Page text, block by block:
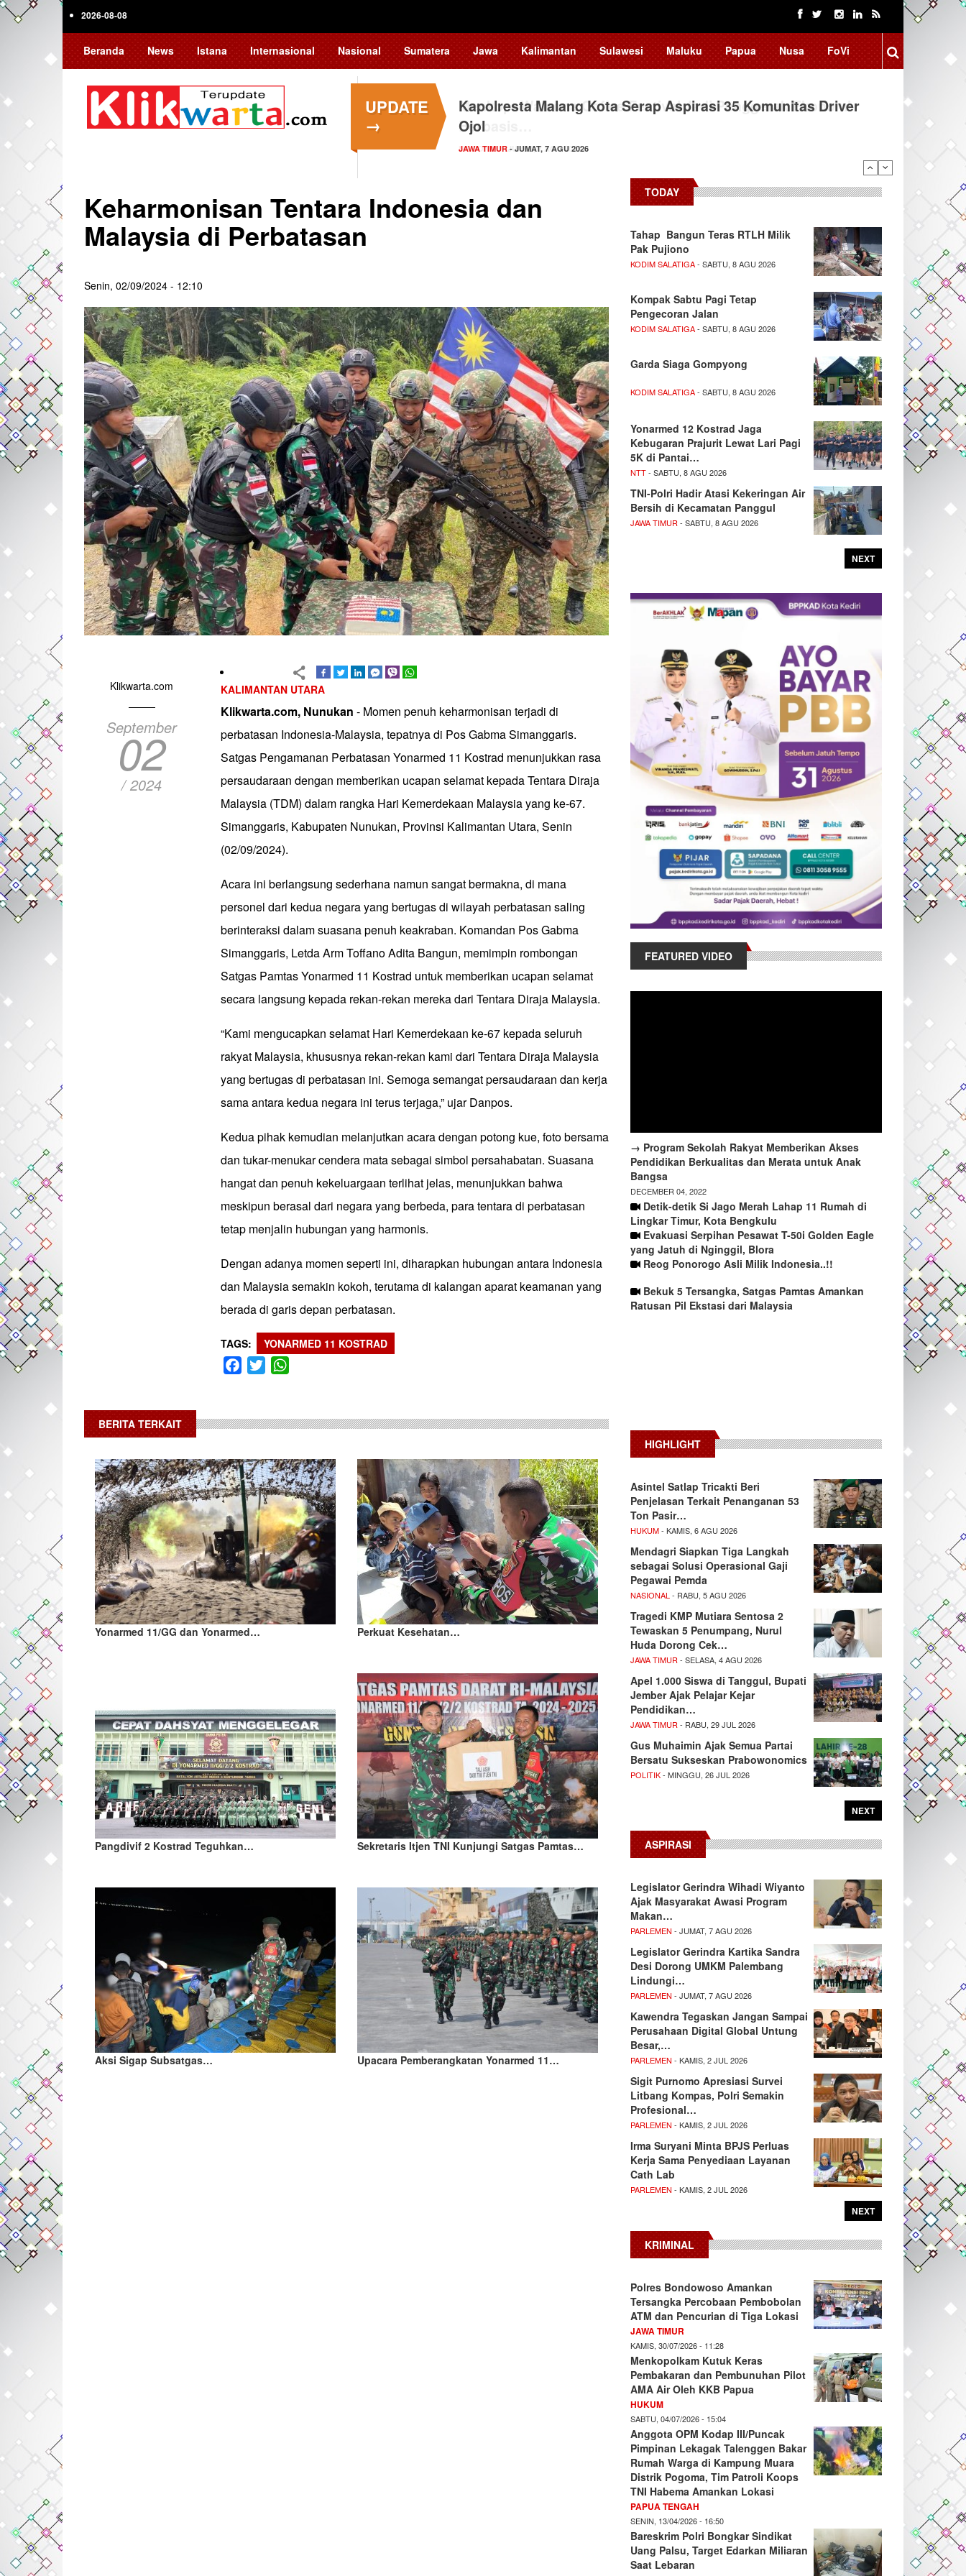
Skip
2026-08-08
Beranda News Istana Internasional Nasional Sumatera Jawa Kalimantan Sulawesi Maluku Papua Nusa FoVi
UPDATE
→
Kapolresta Malang Kota Serap Aspirasi 35 Komunitas Driver
Ojol
JAWA TIMUR - JUMAT, 7 AGU 2026
Keharmonisan Tentara Indonesia dan
Malaysia di Perbatasan
Senin, 02/09/2024 - 12:10
Klikwarta.com
September
02
/ 2024
KALIMANTAN UTARA
Klikwarta.com, Nunukan - Momen penuh keharmonisan terjadi di
perbatasan Indonesia-Malaysia, tepatnya di Pos Gabma Simanggaris.
Satgas Pengamanan Perbatasan Yonarmed 11 Kostrad menunjukkan rasa
persaudaraan dengan memberikan ucapan selamat kepada Tentara Diraja
Malaysia (TDM) dalam rangka Hari Kemerdekaan Malaysia yang ke-67.
Simanggaris, Kabupaten Nunukan, Provinsi Kalimantan Utara, Senin
(02/09/2024).
Acara ini berlangsung sederhana namun sangat bermakna, di mana
personel dari kedua negara yang bertugas di wilayah perbatasan saling
berinteraksi dalam suasana penuh keakraban. Komandan Pos Gabma
Simanggaris, Letda Arm Toffano Adita Bangun, memimpin rombongan
Satgas Pamtas Yonarmed 11 Kostrad untuk memberikan ucapan selamat
secara langsung kepada rekan-rekan mereka dari Tentara Diraja Malaysia.
“Kami mengucapkan selamat Hari Kemerdekaan ke-67 kepada seluruh
rakyat Malaysia, khususnya rekan-rekan kami dari Tentara Diraja Malaysia
yang bertugas di perbatasan ini. Semoga semangat persaudaraan dan kerja
sama antara kedua negara ini terus terjaga,” ujar Danpos.
Kedua pihak kemudian melanjutkan acara dengan potong kue, foto bersama
dan tukar-menukar cendera mata sebagai simbol persahabatan. Suasana
hangat dan penuh kekeluargaan terlihat jelas, menunjukkan bahwa
meskipun berasal dari negara yang berbeda, para tentara di perbatasan
tetap menjalin hubungan yang harmonis.
Dengan adanya momen seperti ini, diharapkan hubungan antara Indonesia
dan Malaysia semakin kokoh, terutama di kalangan aparat keamanan yang
berada di garis depan perbatasan.
TAGS YONARMED 11 KOSTRAD
Facebook
Twitter
BERITA TERKAIT
Yonarmed 11/GG dan Yonarmed… Perkuat Kesehatan…
Pangdivif 2 Kostrad Teguhkan… Sekretaris Itjen TNI Kunjungi Satgas Pamtas…
Aksi Sigap Subsatgas… Upacara Pemberangkatan Yonarmed 11…
TODAY
Tahap Bangun Teras RTLH Milik
Pak Pujiono
KODIM SALATIGA- SABTU, 8 AGU 2026
Kompak Sabtu Pagi Tetap
Pengecoran Jalan
KODIM SALATIGA- SABTU, 8 AGU 2026
Garda Siaga Gompyong
KODIM SALATIGA- SABTU, 8 AGU 2026
Yonarmed 12 Kostrad Jaga
Kebugaran Prajurit Lewat Lari Pagi
5K di Pantai…
NTT- SABTU, 8 AGU 2026
TNI-Polri Hadir Atasi Kekeringan Air
Bersih di Kecamatan Panggul
JAWA TIMUR - SABTU, 8 AGU 2026
NEXT
FEATURED VIDEO
→ Program Sekolah Rakyat Memberikan Akses
Pendidikan Berkualitas dan Merata untuk Anak
Bangsa
DECEMBER 04, 2022
Detik-detik Si Jago Merah Lahap 11 Rumah di
Lingkar Timur, Kota Bengkulu
Evakuasi Serpihan Pesawat T-50i Golden Eagle
yang Jatuh di Nginggil, Blora
Reog Ponorogo Asli Milik Indonesia..!!
Bekuk 5 Tersangka, Satgas Pamtas Amankan
Ratusan Pil Ekstasi dari Malaysia
HIGHLIGHT
Asintel Satlap Tricakti Beri
Penjelasan Terkait Penanganan 53
Ton Pasir…
HUKUM- KAMIS, 6 AGU 2026
Mendagri Siapkan Tiga Langkah
sebagai Solusi Operasional Gaji
Pegawai Pemda
NASIONAL - RABU, 5 AGU 2026
Tragedi KMP Mutiara Sentosa 2
Tewaskan 5 Penumpang, Nurul
Huda Dorong Cek…
JAWA TIMUR - SELASA, 4 AGU 2026
Apel 1.000 Siswa di Tanggul, Bupati
Jember Ajak Pelajar Kejar
Pendidikan…
JAWA TIMUR - RABU, 29 JUL 2026
Gus Muhaimin Ajak Semua Partai
Bersatu Sukseskan Prabowonomics
POLITIK- MINGGU, 26 JUL 2026
NEXT
ASPIRASI
Legislator Gerindra Wihadi Wiyanto
Ajak Masyarakat Awasi Program
Makan…
PARLEMEN - JUMAT, 7 AGU 2026
Legislator Gerindra Kartika Sandra
Desi Dorong UMKM Palembang
Lindungi…
PARLEMEN - JUMAT, 7 AGU 2026
Kawendra Tegaskan Jangan Sampai
Perusahaan Digital Global Untung
Besar,…
PARLEMEN - KAMIS, 2 JUL 2026
Sigit Purnomo Apresiasi Survei
Litbang Kompas, Polri Semakin
Profesional…
PARLEMEN - KAMIS, 2 JUL 2026
Irma Suryani Minta BPJS Perluas
Kerja Sama Penyediaan Layanan
Cath Lab
PARLEMEN - KAMIS, 2 JUL 2026
NEXT
KRIMINAL
Polres Bondowoso Amankan
Tersangka Percobaan Pembobolan
ATM dan Pencurian di Tiga Lokasi
JAWA TIMUR
KAMIS, 30/07/2026 - 11:28
Menkopolkam Kutuk Keras
Pembakaran dan Pembunuhan Pilot
AMA Air Oleh KKB Papua
HUKUM
SABTU, 04/07/2026 - 15:04
Anggota OPM Kodap III/Puncak
Pimpinan Lekagak Talenggen Bakar
Rumah Warga di Kampung Muara
Distrik Pogoma, Tim Patroli Koops
TNI Habema Amankan Lokasi
PAPUA TENGAH
SENIN, 13/04/2026 - 16:50
Bareskrim Polri Bongkar Sindikat
Uang Palsu, Target Edarkan Miliaran
Saat Lebaran